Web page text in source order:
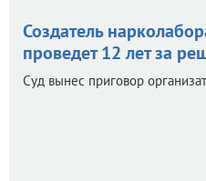
Создатель
проведет 12 лет за
Суд вынес приговор